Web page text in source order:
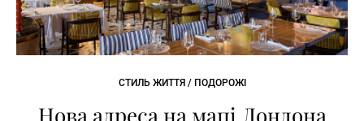
СТИЛЬ ЖИТТЯ / ПОДОРОЖІ
Нова адреса на мапі Лондона